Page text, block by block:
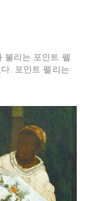
불리는 포인트 펠
. 포인트 펠리는